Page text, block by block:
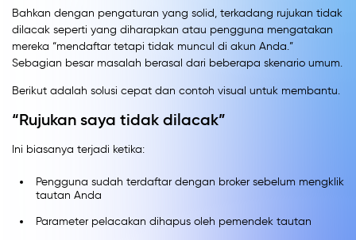
Bahkan dengan pengaturan yang solid, terkadang rujukan tidak
dilacak seperti yang diharapkan atau pengguna mengatakan
mereka “mendaftar tetapi tidak muncul di akun Anda.”
Sebagian besar masalah berasal dari beberapa skenario umum.
Berikut adalah solusi cepat dan contoh visual untuk membantu.
“Rujukan saya tidak dilacak”
Ini biasanya terjadi ketika:
Pengguna sudah terdaftar dengan broker sebelum mengklik
tautan Anda
Parameter pelacakan dihapus oleh pemendek tautan